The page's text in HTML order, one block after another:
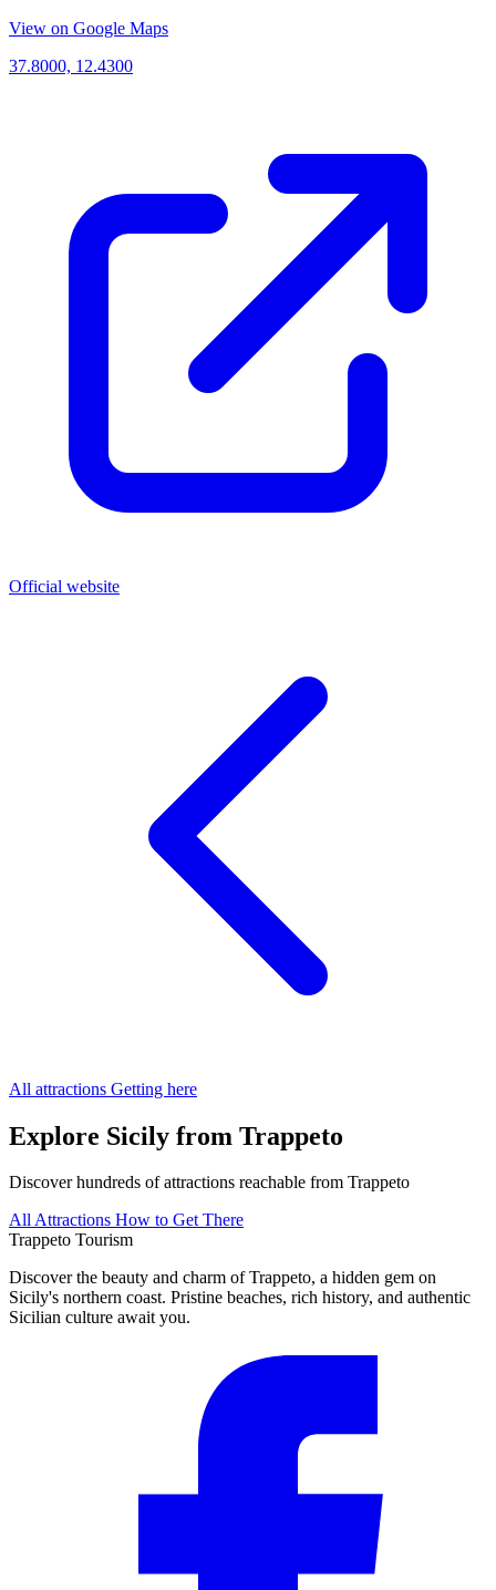
View on Google Maps
37.8000, 12.4300
Official website
All attractions Getting here
Explore Sicily from Trappeto
Discover hundreds of attractions reachable from Trappeto
All Attractions How to Get There
Trappeto Tourism
Discover the beauty and charm of Trappeto, a hidden gem on
Sicily's northern coast. Pristine beaches, rich history, and authentic
Sicilian culture await you.